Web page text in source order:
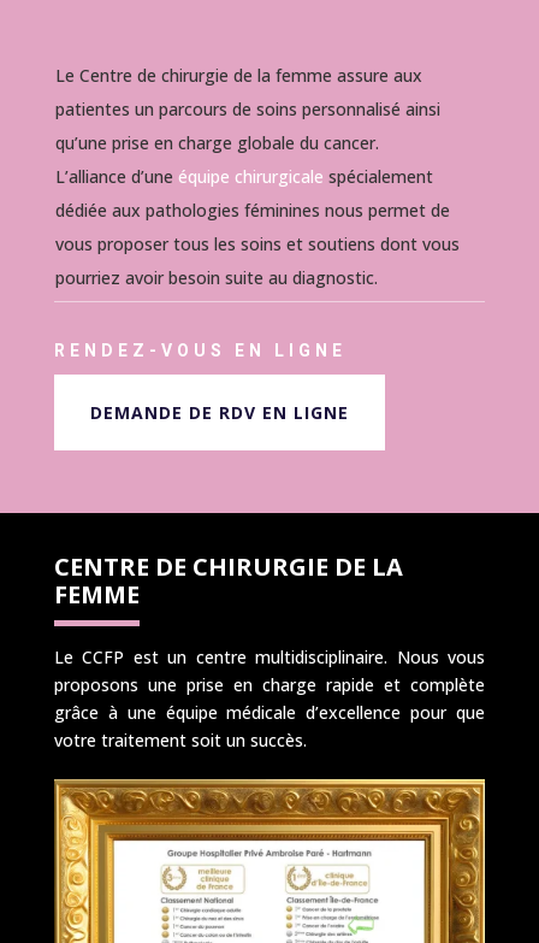
Le Centre de chirurgie de la femme assure aux
patientes un parcours de soins personnalisé ainsi
qu’une prise en charge globale du cancer.
L’alliance d’une équipe chirurgicale spécialement
dédiée aux pathologies féminines nous permet de
vous proposer tous les soins et soutiens dont vous
pourriez avoir besoin suite au diagnostic.
RENDEZ-VOUS EN LIGNE
DEMANDE DE RDV EN LIGNE
CENTRE DE CHIRURGIE DE LA
FEMME
Le CCFP est un centre multidisciplinaire. Nous vous
proposons une prise en charge rapide et complète
grâce à une équipe médicale d’excellence pour que
votre traitement soit un succès.